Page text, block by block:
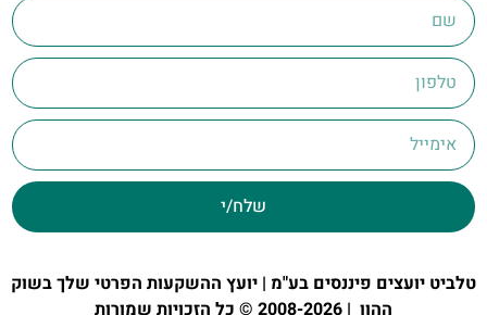
שלח/י
טלביט יועצים פיננסים בע"מ | יועץ ההשקעות הפרטי שלך בשוק
ההון | 2008-2026 © כל הזכויות שמורות